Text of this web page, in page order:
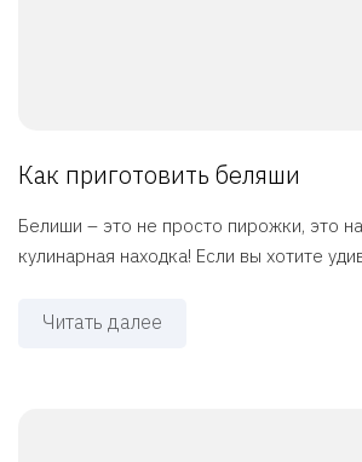
Как приготовить беляши
Белиши – это не просто пирожки, это
кулинарная находка! Если вы хотите
Читать далее